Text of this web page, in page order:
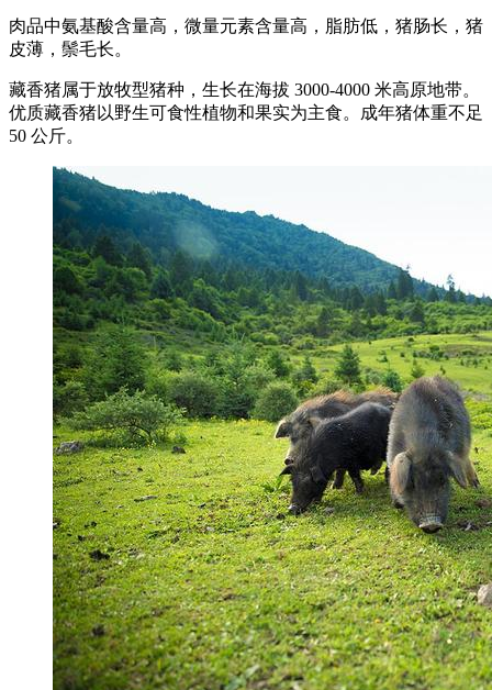
肉品中氨基酸含量高，微量元素含量高，脂肪低，猪肠长，猪
皮薄，鬃毛长。
藏香猪属于放牧型猪种，生长在海拔 3000-4000 米高原地带。
优质藏香猪以野生可食性植物和果实为主食。成年猪体重不足
50 公斤。